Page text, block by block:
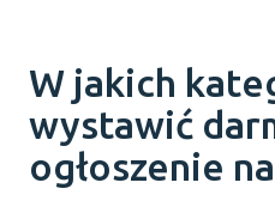
W jakich
wystawić
ogłoszenie